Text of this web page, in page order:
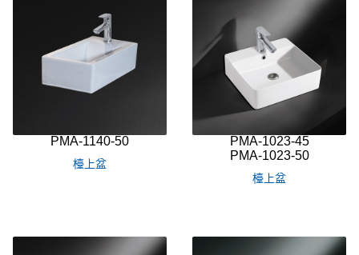
PMA-1140-50
檯上盆
PMA-1023-45
PMA-1023-50
檯上盆